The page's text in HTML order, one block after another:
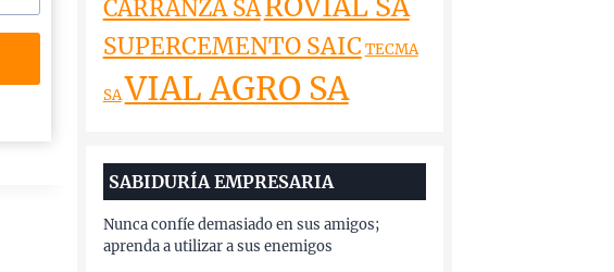
CARRANZA SA
SUPERCEMENTO SAIC TECMA
SAVIAL AGRO SA
SABIDURÍA EMPRESARIA
Nunca confíe demasiado en sus amigos;
aprenda a utilizar a sus enemigos